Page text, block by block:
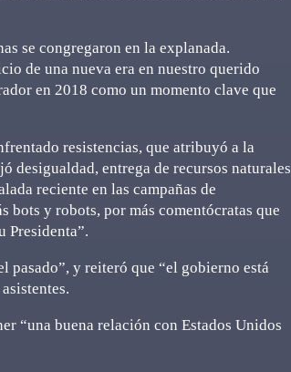
se congregaron en la explanada.
de una nueva era en nuestro querido
en 2018 como un momento clave que
resistencias, que atribuyó a la
entrega de recursos naturales
reciente en las campañas de
bots y robots, por más comentócratas que
Presidenta”.
pasado”, y reiteró que “el gobierno está
“una buena relación con Estados Unidos